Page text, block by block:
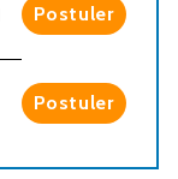
Postuler
Postuler